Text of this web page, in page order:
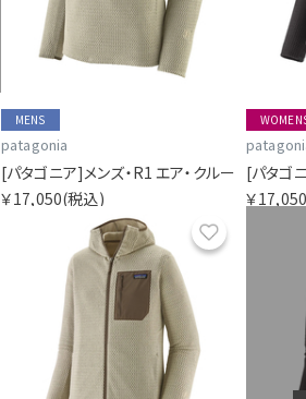
MENS
patagonia
[パタゴニア]メンズ・R1 エア・クルー
￥17,050(税込)
￥17,050